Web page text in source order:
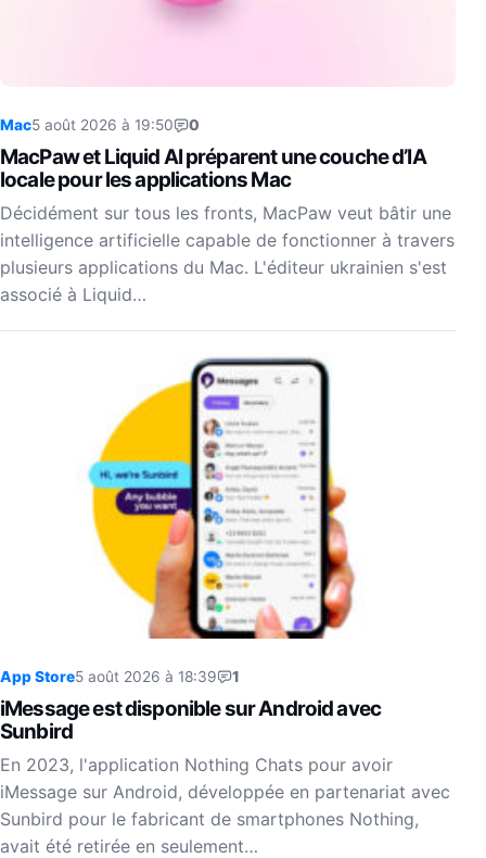
Mac5 août 2026 à 19:50 0
MacPaw et Liquid AI préparent une couche d’IA
locale pour les applications Mac
Décidément sur tous les fronts, MacPaw veut bâtir une
intelligence artificielle capable de fonctionner à travers
plusieurs applications du Mac. L'éditeur ukrainien s'est
associé à Liquid…
App Store5 août 2026 à 18:39 1
iMessage est disponible sur Android avec
Sunbird
En 2023, l'application Nothing Chats pour avoir
iMessage sur Android, développée en partenariat avec
Sunbird pour le fabricant de smartphones Nothing,
avait été retirée en seulement…